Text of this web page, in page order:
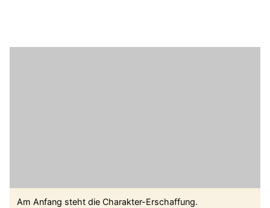
Am Anfang steht die Charakter-Erschaffung.